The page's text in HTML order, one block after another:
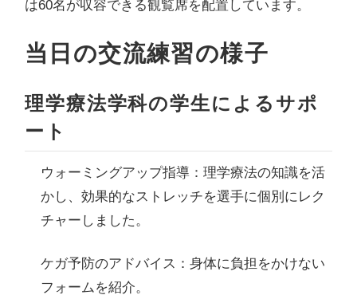
は60名が収容できる観覧席を配置しています。
当日の交流練習の様子
理学療法学科の学生によるサポ
ート
ウォーミングアップ指導： 理学療法の知識を活
かし、効果的なストレッチを選手に個別にレク
チャーしました。
ケガ予防のアドバイス： 身体に負担をかけない
フォームを紹介。